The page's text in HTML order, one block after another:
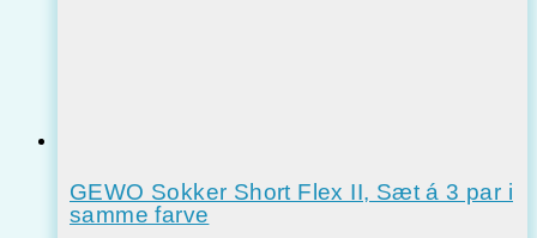
GEWO Sokker Short Flex II, Sæt á 3 par i
samme farve